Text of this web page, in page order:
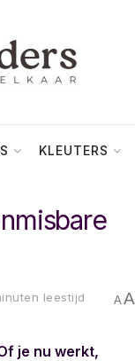
KLEUTERS
leestijd A A
je nu werkt,